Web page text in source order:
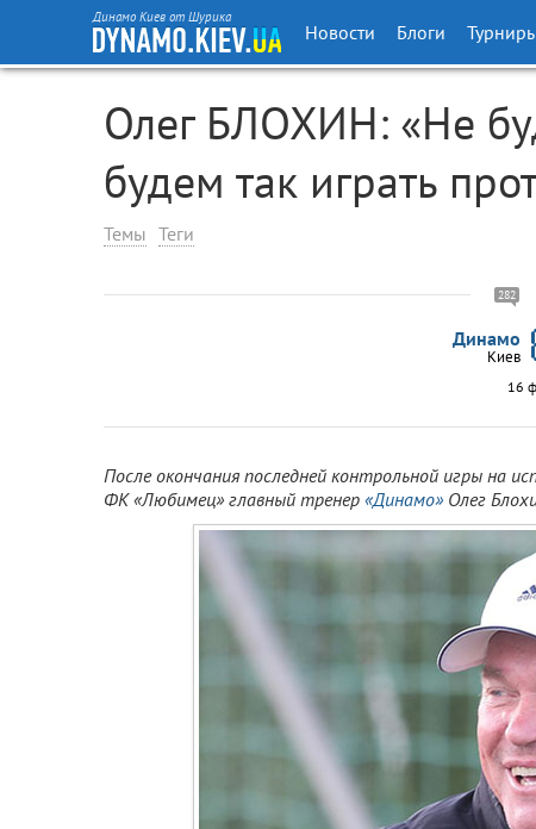
Динамо Киев от Шурика
Новости Блоги
Олег БЛОХИН: «Не
будем так играть
Темы Теги
282
Динамо
Киев
16
После окончания последней контрольной игры на
ФК «Любимец» главный тренер «Динамо»Олег